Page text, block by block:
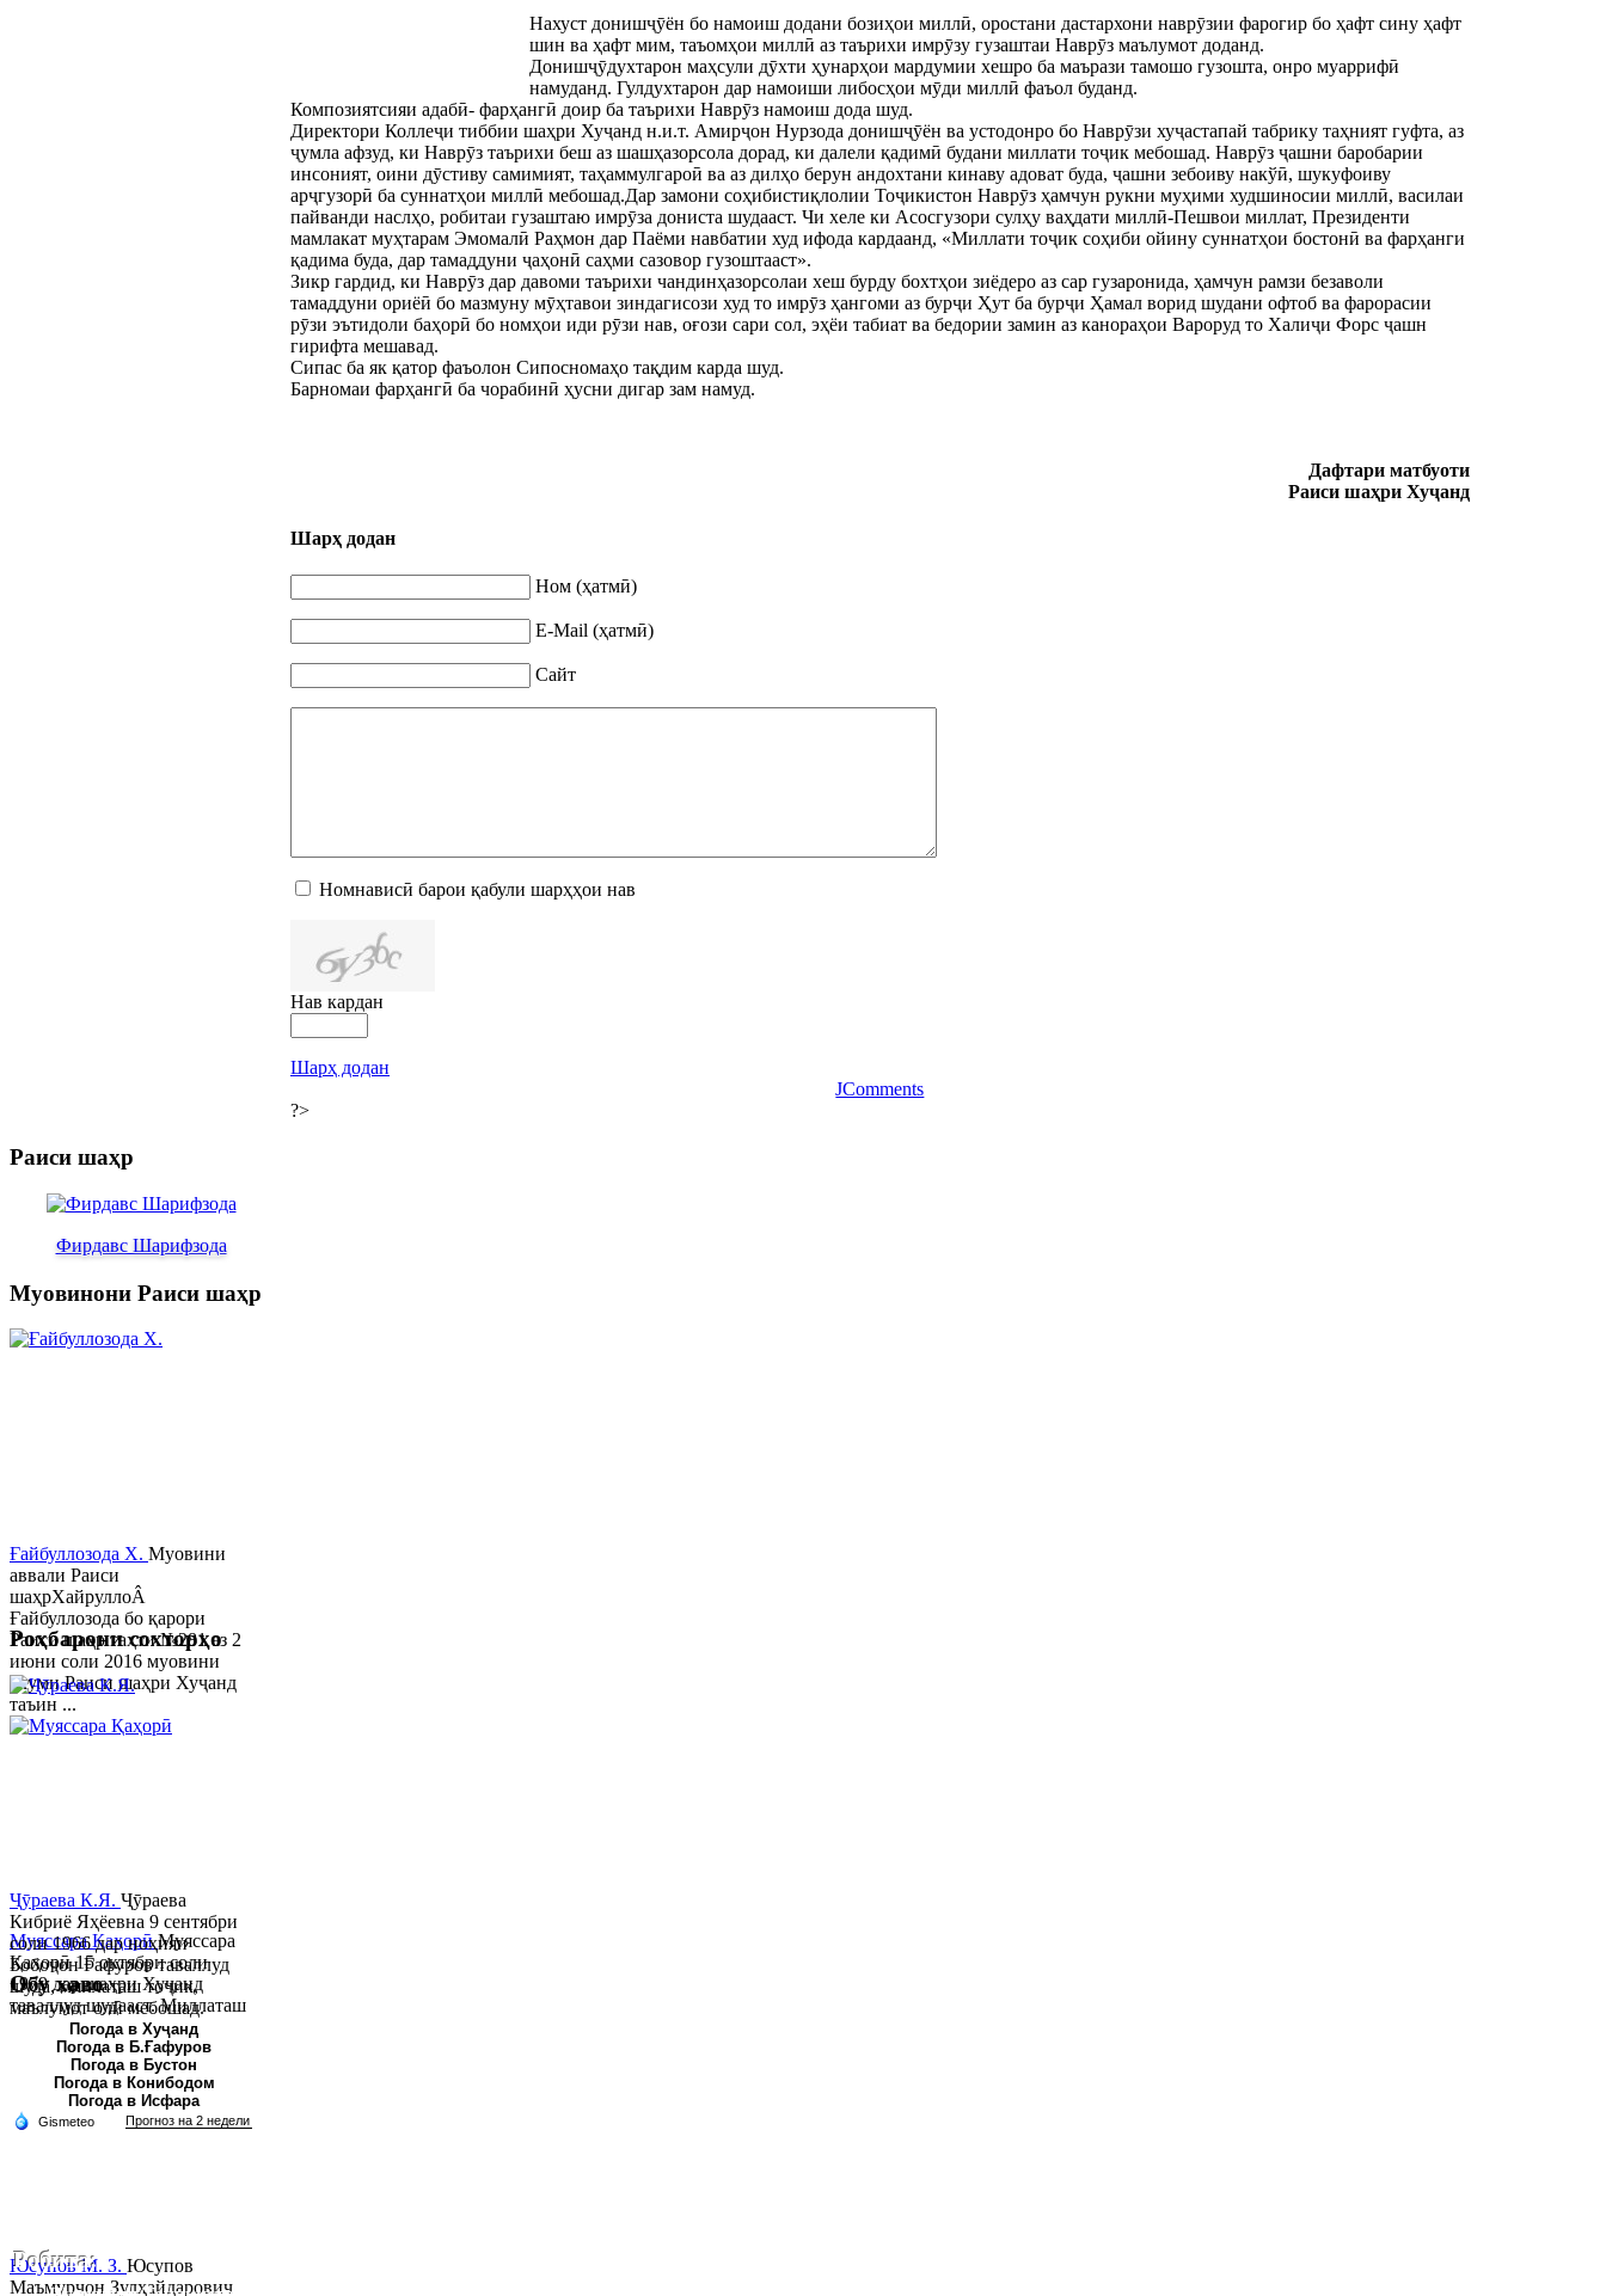
Нахуст донишҷӯён бо намоиш додани бозиҳои миллӣ, оростани дастархони наврӯзии фарогир бо ҳафт сину ҳафт
шин ва ҳафт мим, таъомҳои миллӣ аз таърихи имрӯзу гузаштаи Наврӯз маълумот доданд.
Донишҷӯдухтарон маҳсули дӯхти ҳунарҳои мардумии хешро ба маърази тамошо гузошта, онро муаррифӣ
намуданд. Гулдухтарон дар намоиши либосҳои мӯди миллӣ фаъол буданд.
Композиятсияи адабӣ- фарҳангӣ доир ба таърихи Наврӯз намоиш дода шуд.
Директори Коллеҷи тиббии шаҳри Хуҷанд н.и.т. Амирҷон Нурзода донишҷӯён ва устодонро бо Наврӯзи хуҷастапай табрику таҳният гуфта, аз
ҷумла афзуд, ки Наврӯз таърихи беш аз шашҳазорсола дорад, ки далели қадимӣ будани миллати тоҷик мебошад. Наврӯз ҷашни баробарии
инсоният, оини дӯстиву самимият, таҳаммулгароӣ ва аз дилҳо берун андохтани кинаву адоват буда, ҷашни зебоиву накўӣ, шукуфоиву
арҷгузорӣ ба суннатҳои миллӣ мебошад.Дар замони соҳибистиқлолии Тоҷикистон Наврӯз ҳамчун рукни муҳими худшиносии миллӣ, василаи
пайванди наслҳо, робитаи гузаштаю имрӯза дониста шудааст. Чи хеле ки Асосгузори сулҳу ваҳдати миллӣ-Пешвои миллат, Президенти
мамлакат муҳтарам Эмомалӣ Раҳмон дар Паёми навбатии худ ифода кардаанд, «Миллати тоҷик соҳиби ойину суннатҳои бостонӣ ва фарҳанги
қадима буда, дар тамаддуни ҷаҳонӣ саҳми сазовор гузоштааст».
Зикр гардид, ки Наврӯз дар давоми таърихи чандинҳазорсолаи хеш бурду бохтҳои зиёдеро аз сар гузаронида, ҳамчун рамзи безаволи
тамаддуни ориёӣ бо мазмуну мӯҳтавои зиндагисози худ то имрӯз ҳангоми аз бурҷи Ҳут ба бурҷи Ҳамал ворид шудани офтоб ва фарорасии
рӯзи эътидоли баҳорӣ бо номҳои иди рӯзи нав, оғози сари сол, эҳёи табиат ва бедории замин аз канораҳои Вароруд то Халиҷи Форс ҷашн
гирифта мешавад.
Сипас ба як қатор фаъолон Сипосномаҳо тақдим карда шуд.
Барномаи фарҳангӣ ба чорабинӣ ҳусни дигар зам намуд.
Дафтари матбуоти
Раиси шаҳри Хуҷанд
Шарҳ додан
Ном (ҳатмӣ)
E-Mail (ҳатмӣ)
Сайт
Номнависӣ барои қабули шарҳҳои нав
Нав кардан
Шарҳ додан
JComments
?>
Раиси шаҳр
Фирдавс Шарифзода
Муовинони Раиси шаҳр
Ғайбуллозода Х. Муовини
аввали Раиси
шаҳрХайруллоÂ
Ғайбуллозода бо қарори
Раиси шаҳр таҳти №281 аз 2
июни соли 2016 муовини
якуми Раиси шаҳри Хуҷанд
таъин ...
Муяссара ҚаҳорӣМуяссара
Қаҳорӣ 15 октябри соли
1979 дар шаҳри Хуҷанд
таваллуд шудааст. Миллаташ
тоҷик. Маълумот олӣ. Соли
2002 Донишгоҳи давлатии
Хуҷанд ба...
Роҳбарони сохторҳо
Ҷӯраева К.Я. Ҷӯраева
Кибриё Яҳёевна 9 сентябри
соли 1966 дар ноҳияи
Бобоҷон Ғафуров таваллуд
шуда, миллаташ тоҷик,
маълумот олӣ мебошад.
Соли 1997 Донишг...
Юсупов М. З. Юсупов
Маъмурҷон Зулҳайдарович
Обу хаво
Погода в Хуҷанд
Погода в Б.Ғафуров
Погода в Бустон
Погода в Конибодом
Погода в Исфара
Робита: